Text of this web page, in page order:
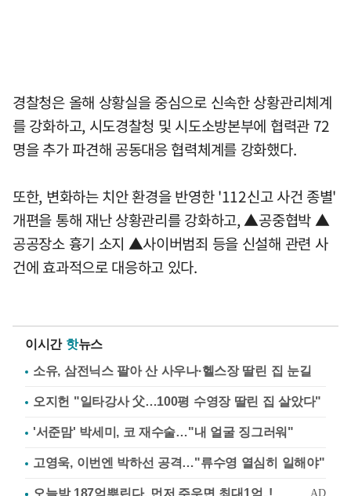
경찰청은 올해 상황실을 중심으로 신속한 상황관리체계
를 강화하고, 시도경찰청 및 시도소방본부에 협력관 72
명을 추가 파견해 공동대응 협력체계를 강화했다.
또한, 변화하는 치안 환경을 반영한 '112신고 사건 종별'
개편을 통해 재난 상황관리를 강화하고, ▲공중협박 ▲
공공장소 흉기 소지 ▲사이버범죄 등을 신설해 관련 사
건에 효과적으로 대응하고 있다.
이시간 핫뉴스
소유, 삼전닉스 팔아 산 사우나·헬스장 딸린 집 눈길
오지헌 "일타강사 父…100평 수영장 딸린 집 살았다"
'서준맘' 박세미, 코 재수술…"내 얼굴 징그러워"
고영욱, 이번엔 박하선 공격…"류수영 열심히 일해야"